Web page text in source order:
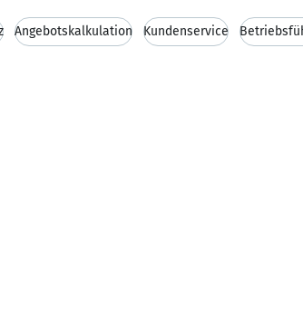
Angebotskalkulation Kundenservice